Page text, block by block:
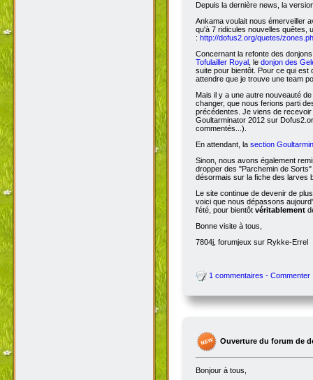
Depuis la dernière news, la
Ankama voulait nous émerveiller
qu'à 7 ridicules nouvelles quêtes,
: http://dofus2.org/quetes/
Concernant la refonte des
Tofulailler Royal , le donjon des
suite pour bientôt. Pour ce qui est
attendre que je trouve une team
Mais il y a une autre nouveauté
changer, que nous ferions parti
précédentes. Je viens de
Goultarminator 2012 sur
commentés...).
En attendant, la section
Sinon, nous avons également
dropper des "Parchemin de
désormais sur la fiche des larves
Le site continue de devenir de
voici que nous dépassons
l'été, pour bientôt véritablement
Bonne visite à tous,
7804j, forumjeux sur Rykke-Errel
1 commentaires - Commenter
Ouverture du forum de
Bonjour à tous,